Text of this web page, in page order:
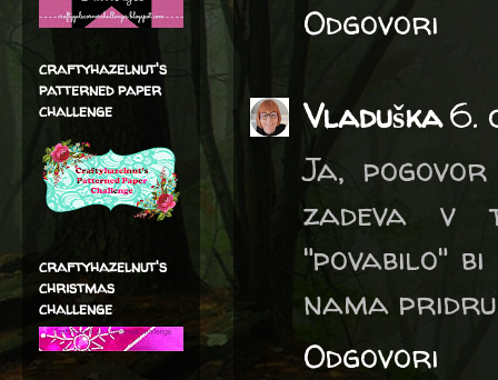
Odgovori
Vladuška6.
Ja,
zadeva v
"povabilo"
nama
Odgovori
craftyhazelnut's
patterned paper
challenge
craftyhazelnut's
christmas
challenge